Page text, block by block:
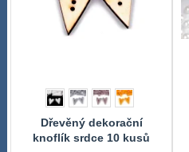
Dřevěný dekorační
knoflík srdce 10 kusů